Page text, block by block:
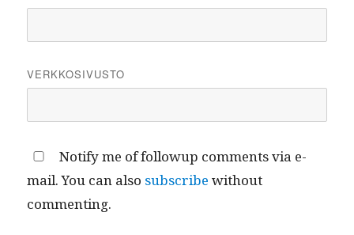
VERKKOSIVUSTO
Notify me of followup comments via e-
mail. You can also subscribe without
commenting.